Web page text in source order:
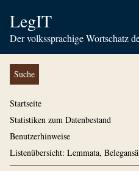
LegIT
Der volkssprachige Wortschatz
Suche
Startseite
Statistiken zum Datenbestand
Benutzerhinweise
Listenübersicht: Lemmata,